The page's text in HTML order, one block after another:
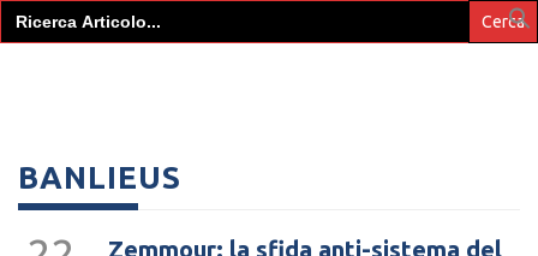
Search
for:
BANLIEUS
Zemmour: la sfida anti-sistema del